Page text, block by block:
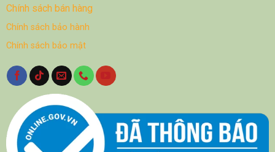
Chính sách bán hàng
Chính sách bảo hành
Chính sách bảo mật